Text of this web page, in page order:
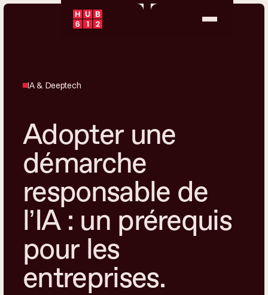
IA & Deeptech
Adopter une
démarche
responsable de
l’IA : un prérequis
pour les
entreprises.